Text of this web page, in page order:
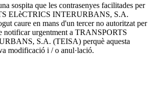
sospita que les contrasenyes facilitades per
ELèCTRICS INTERURBANS, S.A.
caure en mans d'un tercer no autoritzat per
notificar urgentment a TRANSPORTS
S.A. (TEISA) perquè aquesta
modificació i / o anul·lació.